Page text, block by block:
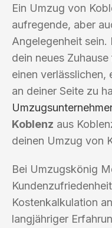
Ein Umzug von
aufregende, aber
Angelegenheit
dein neues
einen verlässlichen,
an deiner Seite zu
Koblenz aus
deinen Umzug von
Bei Umzugskönig
Kostenkalkulation
langjähriger